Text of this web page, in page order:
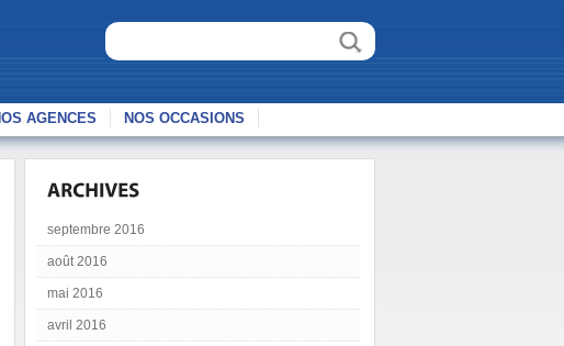
AGENCES NOS OCCASIONS
septembre 2016
août 2016
mai 2016
avril 2016